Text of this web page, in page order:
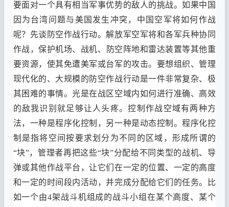
要面对一个具有相当军事优势的敌人的挑战。如果中国
因为台湾问题与美国发生冲突， 中国空军将如何作战
呢？ 先谈防空作战行动。解放军空军将和各军兵种协同
作战，保护机场、 战机、
防空阵地和雷达装置等其他重
要资源， 使其免遭美军或台军的攻击。 要想组织、 管理
现代化的、 大规模的防空作战行动是一件非常复杂、 极
其困难的事情。光是在战区空域内如何进行准确、 高效
的敌我识别就足够让人头疼。控制作战空域有两种方
法， 一种是程序化控制 ， 另一种是动态控制 。程序化控
制是指将空间按要求划分为不同的区域 ， 形成所谓的
“块”， 管理者再把这些“块”分配给不同类型的战机、 导
弹或其他作战平台 ，让它们在一定的位置、 一定的高度
和一定的时间段内活动，并完成分配给它们的任务。
比
如一个由4架战斗机组成的战斗小组在某个高度、 某个